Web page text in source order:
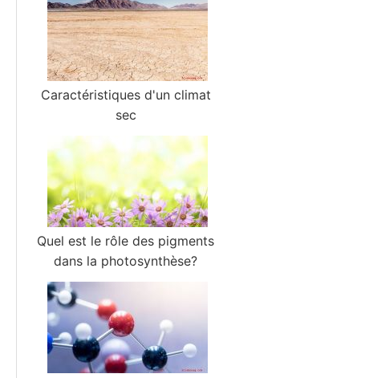
Caractéristiques d'un climat
sec
Quel est le rôle des pigments
dans la photosynthèse?